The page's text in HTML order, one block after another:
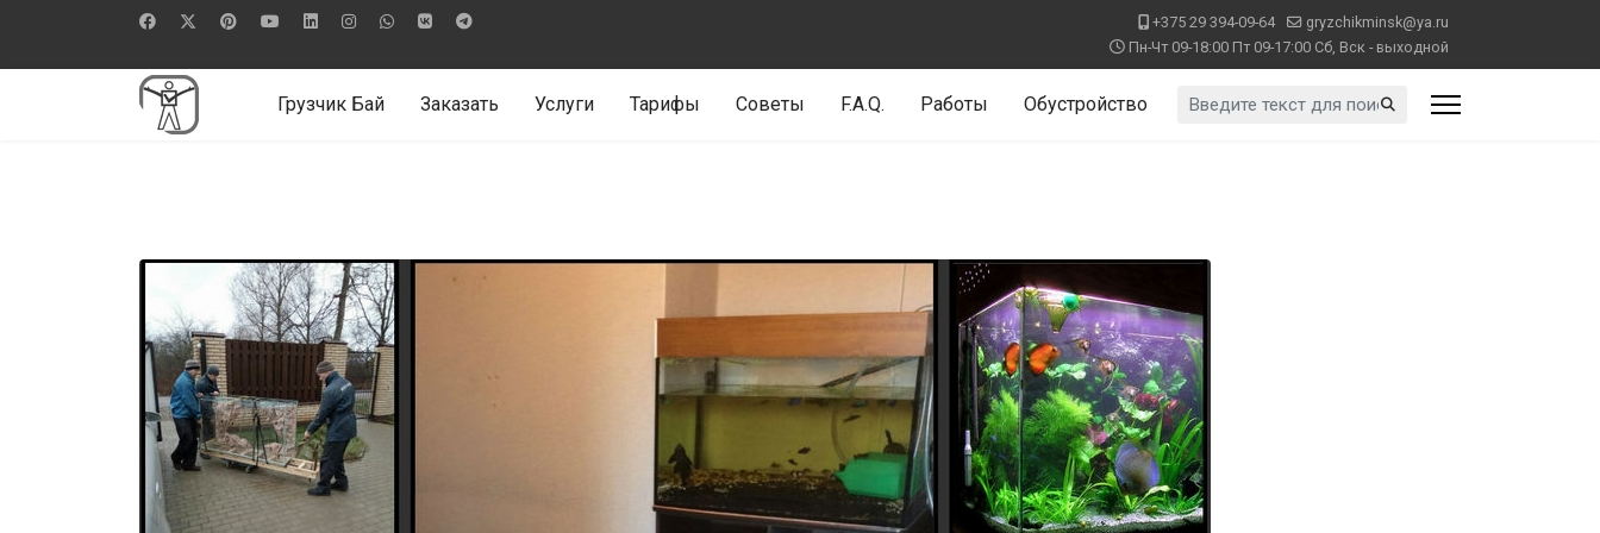
+375 29 394-09-64
gryzchikminsk@ya.ru
Пн-Чт 09-18:00 Пт 09-17:00 Сб, Вск - выходной
Грузчик Бай Заказать Услуги Тарифы Советы F.A.Q. Работы Обустройство Искать...